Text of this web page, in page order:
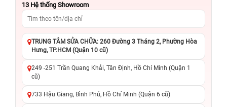
13 Hệ thống Showroom
TRUNG TÂM SỬA CHỮA: 260 Đường 3 Tháng 2, Phường Hòa
Hưng, TP.HCM (Quận 10 cũ)
249 -251 Trần Quang Khải, Tân Định, Hồ Chí Minh (Quận 1
cũ)
733 Hậu Giang, Bình Phú, Hồ Chí Minh (Quận 6 cũ)